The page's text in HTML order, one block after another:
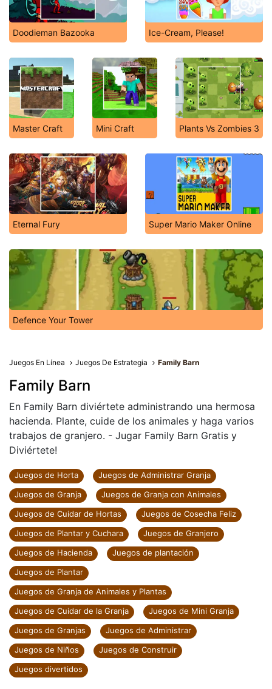
Doodieman Bazooka Ice-Cream, Please!
Master Craft Mini Craft Plants Vs Zombies 3
Eternal Fury Super Mario Maker Online
Defence Your Tower
Juegos En Línea Juegos De Estrategia Family Barn
Family Barn
En Family Barn diviértete administrando una hermosa
hacienda. Plante, cuide de los animales y haga varios
trabajos de granjero. - Jugar Family Barn Gratis y
Diviértete!
Juegos de Horta
Juegos de Administrar Granja
Juegos de Granja
Juegos de Granja con Animales
Juegos de Cuidar de Hortas
Juegos de Cosecha Feliz
Juegos de Plantar y Cuchara
Juegos de Granjero
Juegos de Hacienda
Juegos de plantación
Juegos de Plantar
Juegos de Granja de Animales y Plantas
Juegos de Cuidar de la Granja
Juegos de Mini Granja
Juegos de Granjas
Juegos de Administrar
Juegos de Niños
Juegos de Construir
Juegos divertidos